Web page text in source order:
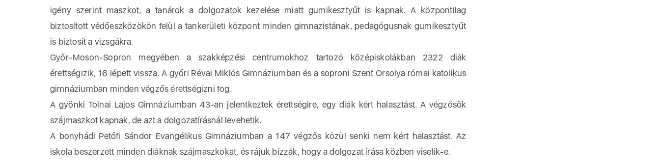
igény szerint maszkot, a tanárok a dolgozatok kezelése miatt gumikesztyűt is kapnak. A központilag
biztosított védőeszközökön felül a tankerületi központ minden gimnazistának, pedagógusnak gumikesztyűt
is biztosít a vizsgákra.
Győr-Moson-Sopron megyében a szakképzési centrumokhoz tartozó középiskolákban 2322 diák
érettségizik, 16 lépett vissza. A győri Révai Miklós Gimnáziumban és a soproni Szent Orsolya római katolikus
gimnáziumban minden végzős érettségizni fog.
A gyönki Tolnai Lajos Gimnáziumban 43-an jelentkeztek érettségire, egy diák kért halasztást. A végzősök
szájmaszkot kapnak, de azt a dolgozatírásnál levehetik.
A bonyhádi Petőfi Sándor Evangélikus Gimnáziumban a 147 végzős közül senki nem kért halasztást. Az
iskola beszerzett minden diáknak szájmaszkokat, és rájuk bízzák, hogy a dolgozat írása közben viselik-e.